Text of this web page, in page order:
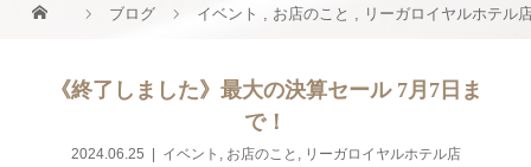
ブログ イベント , お店のこと , リーガロイヤルホテル
《終了しました》最大の決算セール 7月7日ま
で！
2024.06.25 イベント , お店のこと , リーガロイヤルホテル店